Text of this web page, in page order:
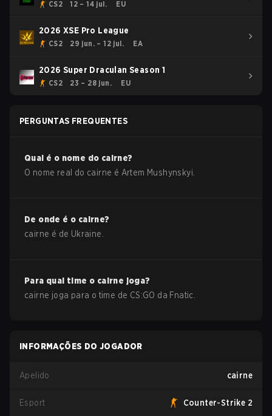
- Cup #1
CS2 12 – 14 jul. EU
2026 XSE Pro League
CS2 29 jun. – 12 jul. EA
2026 Super Draculan Season 1
CS2 23 – 28 jun. EU
PERGUNTAS FREQUENTES
Qual é o nome do cairne?
O nome real do cairne é Artem Mushynskyi
De onde é o cairne?
cairne é de Ukraine
Para qual time o cairne joga?
cairne joga para o time de CS:GO da Fnatic
INFORMAÇÕES DO JOGADOR
Apelido cairne
Esport Counter-Strike 2